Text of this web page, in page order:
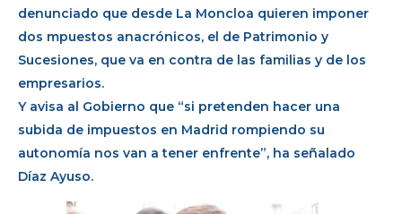
denunciado que desde La Moncloa quieren imponer
dos mpuestos anacrónicos, el de Patrimonio y
Sucesiones, que va en contra de las familias y de los
empresarios.
Y avisa al Gobierno que “si pretenden hacer una
subida de impuestos en Madrid rompiendo su
autonomía nos van a tener enfrente”, ha señalado
Díaz Ayuso.